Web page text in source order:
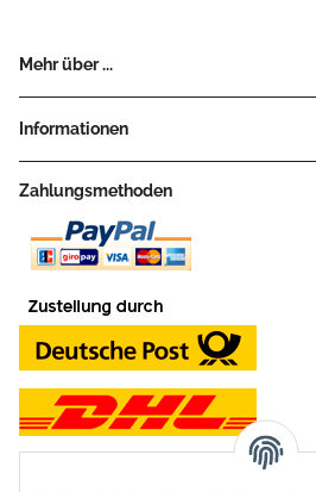
Mehr über ...
Informationen
Zahlungsmethoden